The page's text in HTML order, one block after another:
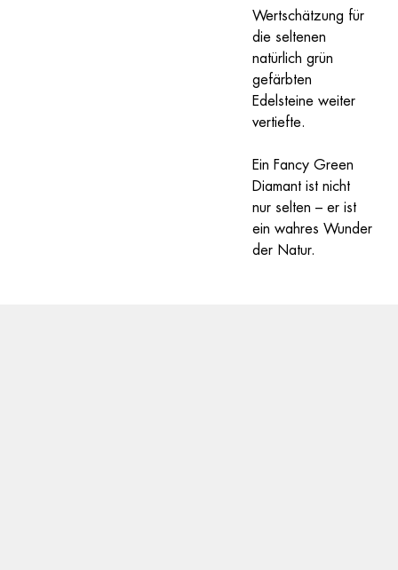
Wertschätzung für
die seltenen
natürlich grün
gefärbten
Edelsteine weiter
vertiefte.
Ein Fancy Green
Diamant ist nicht
nur selten – er ist
ein wahres Wunder
der Natur.